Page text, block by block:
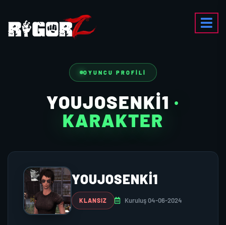
OYUNCU PROFILI
YOUJOSENKI1 ·
KARAKTER
YOUJOSENKI1
KLANSIZ Kuruluş 04-06-2024